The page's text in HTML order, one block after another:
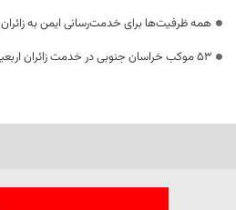
همه ظرفیت‌ها برای خدمت‌رسانی ایمن به
53 موکب خراسان جنوبی در خدمت زائران اربعین